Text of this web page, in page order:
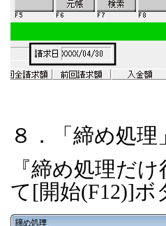
８．「締め処
『締め処理だ
て[開始(F12)]ボ